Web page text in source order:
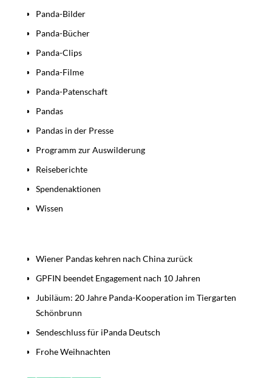
Panda-Bilder
Panda-Bücher
Panda-Clips
Panda-Filme
Panda-Patenschaft
Pandas
Pandas in der Presse
Programm zur Auswilderung
Reiseberichte
Spendenaktionen
Wissen
Wiener Pandas kehren nach China zurück
GPFIN beendet Engagement nach 10 Jahren
Jubiläum: 20 Jahre Panda-Kooperation im Tiergarten
Schönbrunn
Sendeschluss für iPanda Deutsch
Frohe Weihnachten